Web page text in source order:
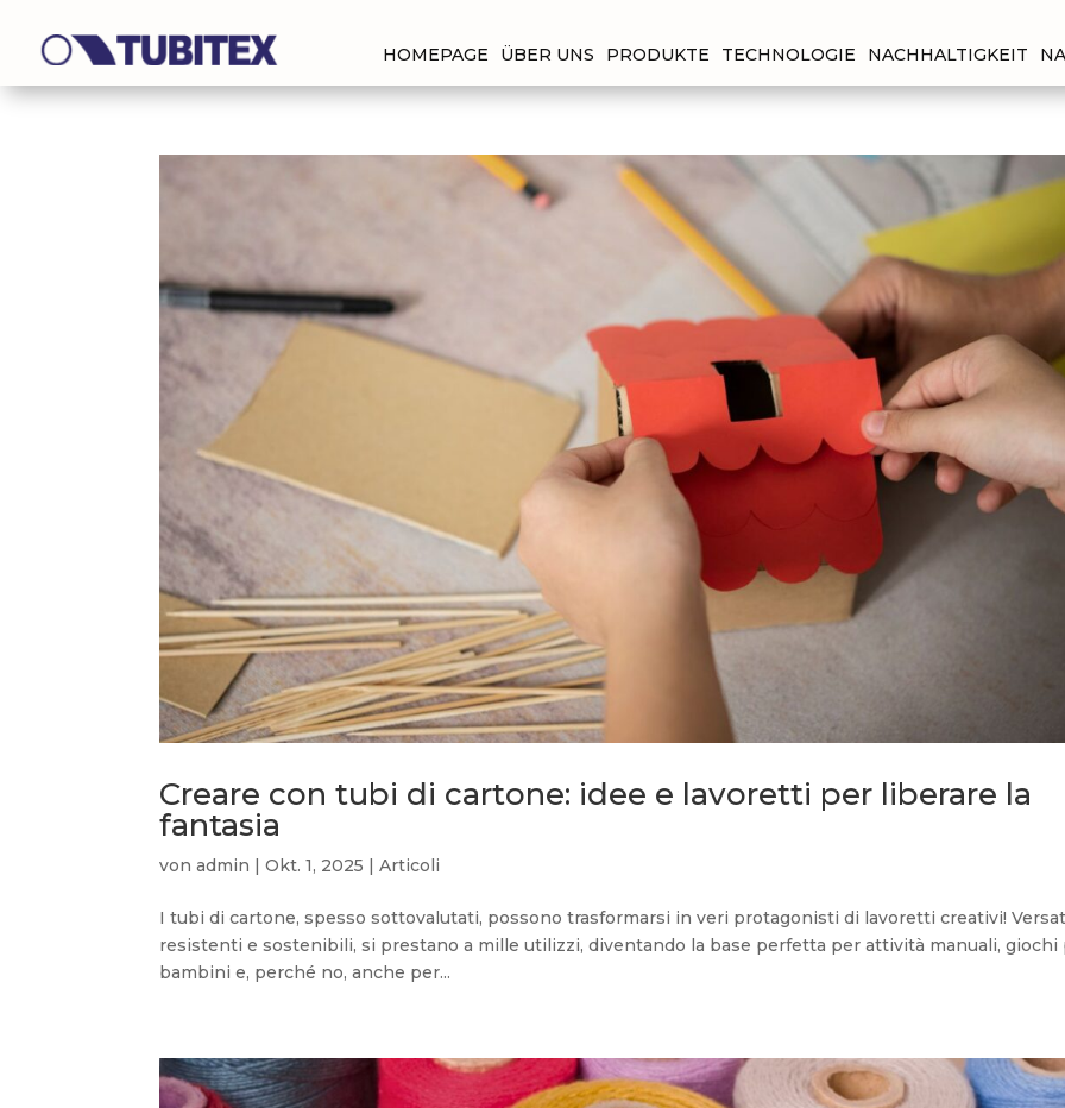
HOMEPAGE ÜBER UNS PRODUKTE TECHNOLOGIE NACHHALTIGKEIT
Creare con tubi di cartone: idee e lavoretti per liberare la
fantasia
vonadmin |Okt. 1, 2025 |Articoli
I tubi di cartone, spesso sottovalutati, possono trasformarsi in veri protagonisti di lavoretti creativi!
resistenti e sostenibili, si prestano a mille utilizzi, diventando la base perfetta per attività manuali, giochi
bambini e, perché no, anche per...